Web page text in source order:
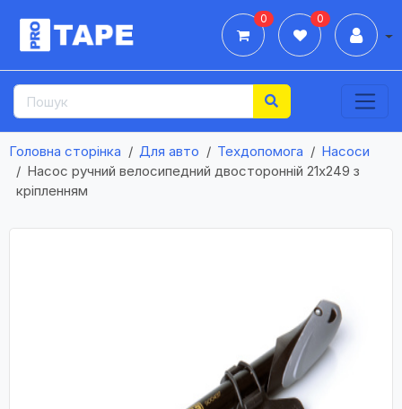
0 0
Головна сторінка Для авто Техдопомога
Насоси
Насос ручний велосипедний двосторонній 21х249 з
кріпленням